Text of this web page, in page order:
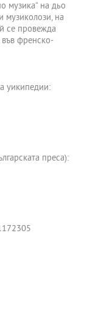
музика“ на дьо
музиколози, на
се провежда
френско-
уикипедии:
преса):